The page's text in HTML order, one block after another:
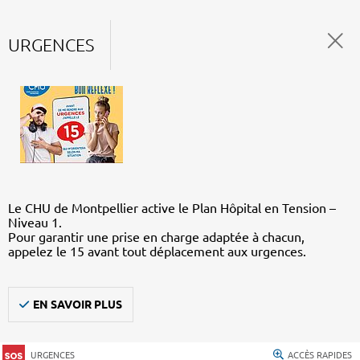
URGENCES
Le CHU de Montpellier active le Plan Hôpital en Tension –
Niveau 1.
Pour garantir une prise en charge adaptée à chacun,
appelez le 15 avant tout déplacement aux urgences.
EN SAVOIR PLUS
URGENCES ACCÈS RAPIDES